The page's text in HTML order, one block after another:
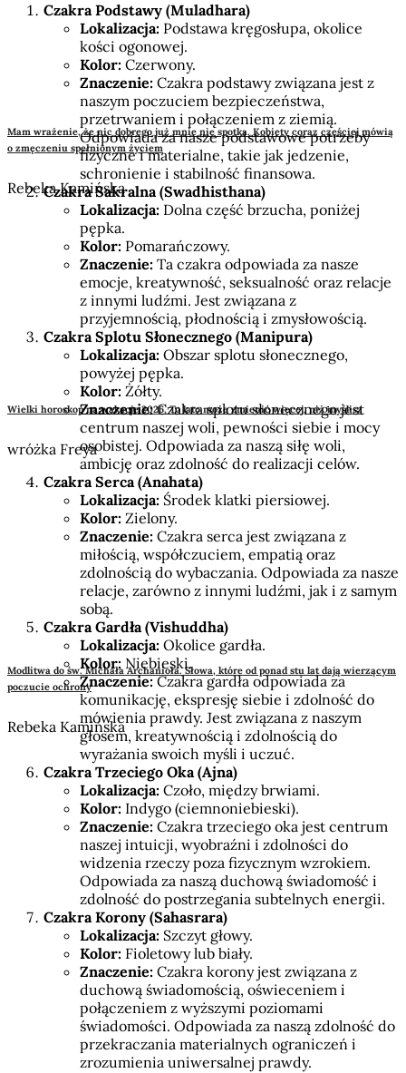
Mam wrażenie, że nic dobrego już mnie nie spotka. Kobiety coraz częściej mówią
o zmęczeniu spełnionym życiem
Rebeka Kamińska
Wielki horoskop na wakacje 2026. To lato może zmienić więcej, niż myślisz
wróżka Freya
Modlitwa do św. Michała Archanioła. Słowa, które od ponad stu lat dają wierzącym
poczucie ochrony
Rebeka Kamińska
Czakra Podstawy (Muladhara)
Lokalizacja: Podstawa kręgosłupa, okolice
kości ogonowej.
Kolor: Czerwony.
Znaczenie: Czakra podstawy związana jest z
naszym poczuciem bezpieczeństwa,
przetrwaniem i połączeniem z ziemią.
Odpowiada za nasze podstawowe potrzeby
fizyczne i materialne, takie jak jedzenie,
schronienie i stabilność finansowa.
Czakra Sakralna (Swadhisthana)
Lokalizacja: Dolna część brzucha, poniżej
pępka.
Kolor: Pomarańczowy.
Znaczenie: Ta czakra odpowiada za nasze
emocje, kreatywność, seksualność oraz relacje
z innymi ludźmi. Jest związana z
przyjemnością, płodnością i zmysłowością.
Czakra Splotu Słonecznego (Manipura)
Lokalizacja: Obszar splotu słonecznego,
powyżej pępka.
Kolor: Żółty.
Znaczenie:Czakra splotu słonecznego jest
centrum naszej woli, pewności siebie i mocy
osobistej. Odpowiada za naszą siłę woli,
ambicję oraz zdolność do realizacji celów.
Czakra Serca (Anahata)
Lokalizacja: Środek klatki piersiowej.
Kolor: Zielony.
Znaczenie: Czakra serca jest związana z
miłością, współczuciem, empatią oraz
zdolnością do wybaczania. Odpowiada za nasze
relacje, zarówno z innymi ludźmi, jak i z samym
sobą.
Czakra Gardła (Vishuddha)
Lokalizacja: Okolice gardła.
Kolor: Niebieski.
Znaczenie:Czakra gardła odpowiada za
komunikację, ekspresję siebie i zdolność do
mówienia prawdy. Jest związana z naszym
głosem, kreatywnością i zdolnością do
wyrażania swoich myśli i uczuć.
Czakra Trzeciego Oka (Ajna)
Lokalizacja: Czoło, między brwiami.
Kolor: Indygo (ciemnoniebieski).
Znaczenie: Czakra trzeciego oka jest centrum
naszej intuicji, wyobraźni i zdolności do
widzenia rzeczy poza fizycznym wzrokiem.
Odpowiada za naszą duchową świadomość i
zdolność do postrzegania subtelnych energii.
Czakra Korony (Sahasrara)
Lokalizacja: Szczyt głowy.
Kolor: Fioletowy lub biały.
Znaczenie: Czakra korony jest związana z
duchową świadomością, oświeceniem i
połączeniem z wyższymi poziomami
świadomości. Odpowiada za naszą zdolność do
przekraczania materialnych ograniczeń i
zrozumienia uniwersalnej prawdy.